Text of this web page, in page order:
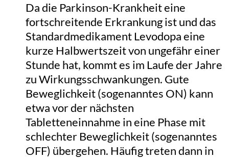
Da die Parkinson-Krankheit eine
fortschreitende Erkrankung ist und das
Standardmedikament Levodopa eine
kurze Halbwertszeit von ungefähr einer
Stunde hat, kommt es im Laufe der Jahre
zu Wirkungsschwankungen. Gute
Beweglichkeit (sogenanntes ON) kann
etwa vor der nächsten
Tabletteneinnahme in eine Phase mit
schlechter Beweglichkeit (sogenanntes
OFF) übergehen. Häufig treten dann in